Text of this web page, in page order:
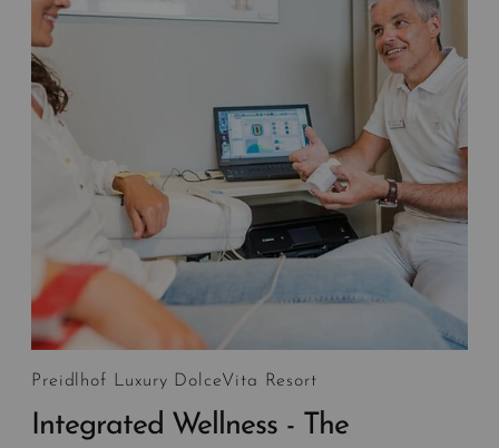
Preidlhof Luxury DolceVita Resort
Integrated Wellness - The